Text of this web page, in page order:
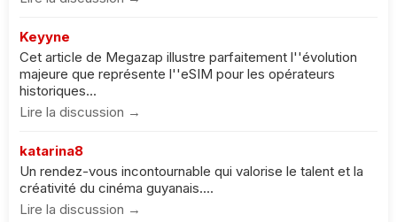
Keyyne
Cet article de Megazap illustre parfaitement l''évolution
majeure que représente l''eSIM pour les opérateurs
historiques...
Lire la discussion →
katarina8
Un rendez-vous incontournable qui valorise le talent et la
créativité du cinéma guyanais....
Lire la discussion →